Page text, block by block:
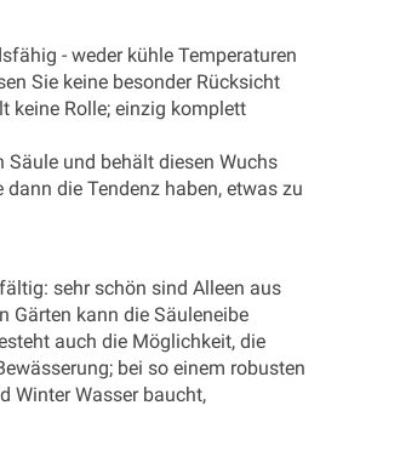
- weder kühle Temperaturen
Sie keine besonder Rücksicht
keine Rolle; einzig komplett
und behält diesen Wuchs
die Tendenz haben, etwas zu
sehr schön sind Alleen aus
Gärten kann die Säuleneibe
auch die Möglichkeit, die
bei so einem robusten
Winter Wasser baucht,